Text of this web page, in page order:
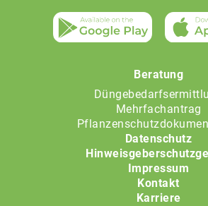
Beratung
Mehrfachantrag
Datenschutz
Impressum
Kontakt
Karriere